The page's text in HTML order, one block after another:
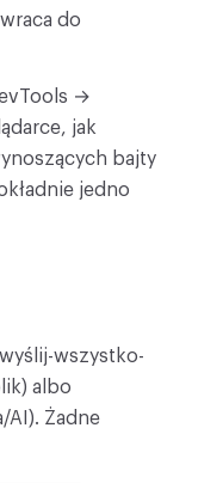
do
→
jak
bajty
jedno
wszystko-
albo
AI). Żadne